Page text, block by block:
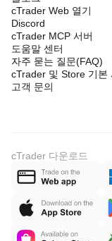
cTrader Web 열기
Discord
cTrader MCP 서버
도움말 센터
자주 묻는 질문(FAQ)
cTrader 및 Store 기본
고객 문의
cTrader 다운로드